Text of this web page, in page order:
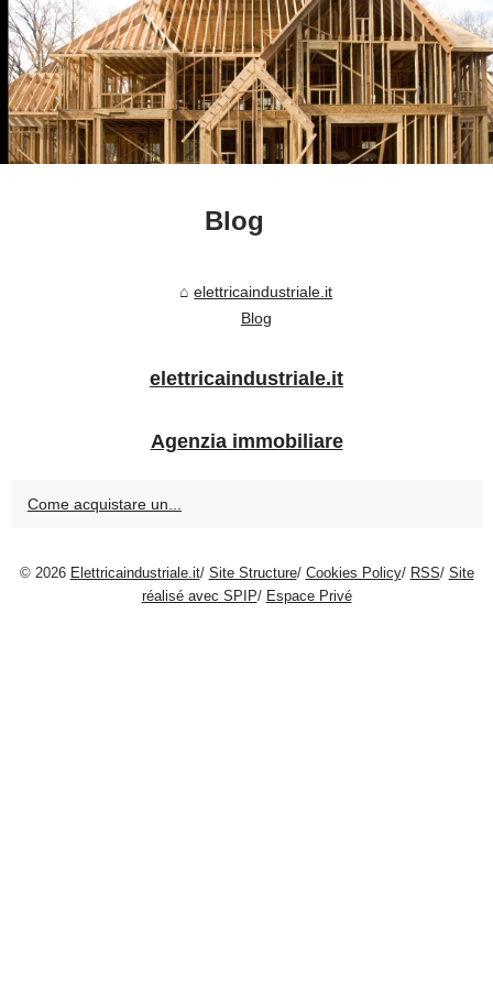
Blog
elettricaindustriale.it
Blog
elettricaindustriale.it
Agenzia immobiliare
Come acquistare un...
© 2026 Elettricaindustriale.it/ Site Structure/ Cookies Policy/ RSS/ Site
réalisé avec SPIP/ Espace Privé